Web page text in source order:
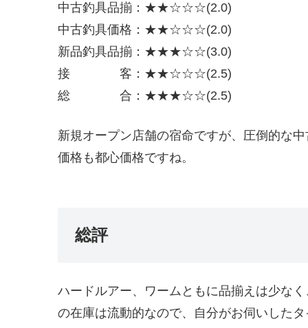
中古釣具品揃：★★☆☆☆(2.0)
中古釣具価格：★★☆☆☆(2.0)
新品釣具品揃：★★★☆☆(3.0)
接 客：★★☆☆☆(2.5)
総 合：★★★☆☆(2.5)
新規オープン店舗の宿命ですが、圧倒的な
価格も都心価格ですね。
総評
ハードルアー、ワームともに品揃えは少な
の在庫は流動的なので、自分がお伺いした